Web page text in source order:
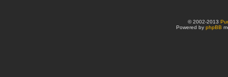
© 2002-2013
Powered by phpBB